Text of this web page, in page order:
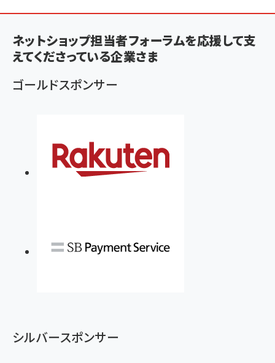
ン
く
ず
ネットショップ担当者フォーラムを応援して支
えてくださっている企業さま
ゴールドスポンサー
シルバースポンサー